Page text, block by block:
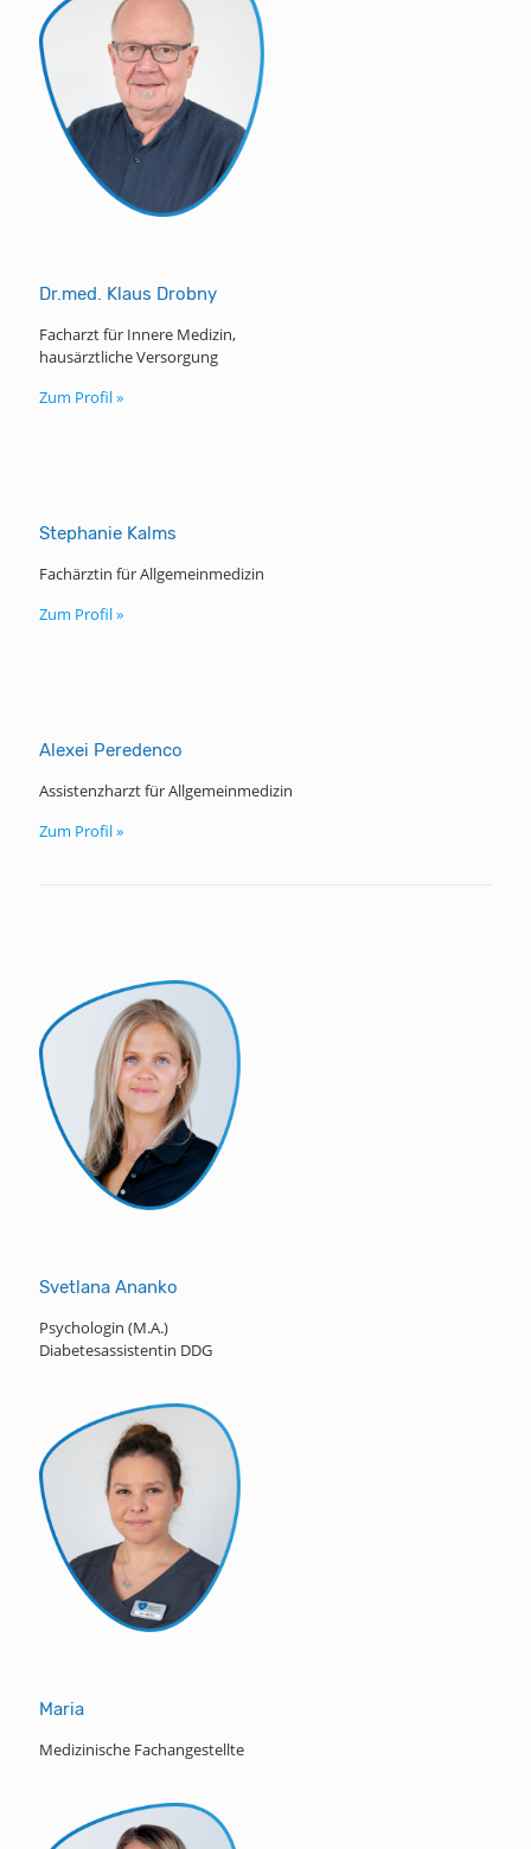
Dr.med. Klaus Drobny
Facharzt für Innere Medizin,
hausärztliche Versorgung
Zum Profil »
Stephanie Kalms
Fachärztin für Allgemeinmedizin
Zum Profil »
Alexei Peredenco
Assistenzharzt für Allgemeinmedizin
Zum Profil »
Svetlana Ananko
Psychologin (M.A.)
Diabetesassistentin DDG
Maria
Medizinische Fachangestellte